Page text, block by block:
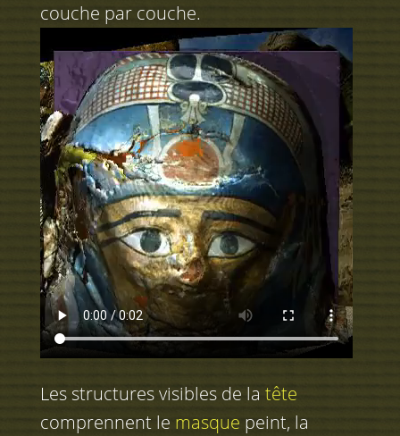
couche par couche.
Les structures visibles de la tête
comprennent le masque peint, la